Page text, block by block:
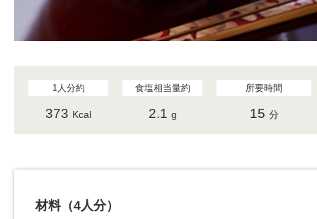
1人分約
373 Kcal
食塩相当量約
2.1 g
所要時間
15 分
材料（4人分）